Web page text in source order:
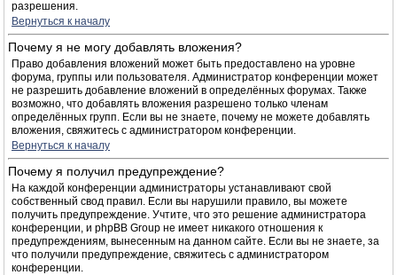
разрешения.
Вернуться к началу
Почему я не могу добавлять вложения?
Право добавления вложений может быть предоставлено на уровне
форума, группы или пользователя. Администратор конференции может
не разрешить добавление вложений в определённых форумах. Также
возможно, что добавлять вложения разрешено только членам
определённых групп. Если вы не знаете, почему не можете добавлять
вложения, свяжитесь с администратором конференции.
Вернуться к началу
Почему я получил предупреждение?
На каждой конференции администраторы устанавливают свой
собственный свод правил. Если вы нарушили правило, вы можете
получить предупреждение. Учтите, что это решение администратора
конференции, и phpBB Group не имеет никакого отношения к
предупреждениям, вынесенным на данном сайте. Если вы не знаете, за
что получили предупреждение, свяжитесь с администратором
конференции.